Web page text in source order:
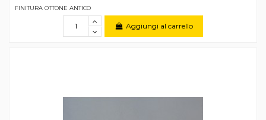
FINITURA OTTONE ANTICO
Aggiungi al carrello